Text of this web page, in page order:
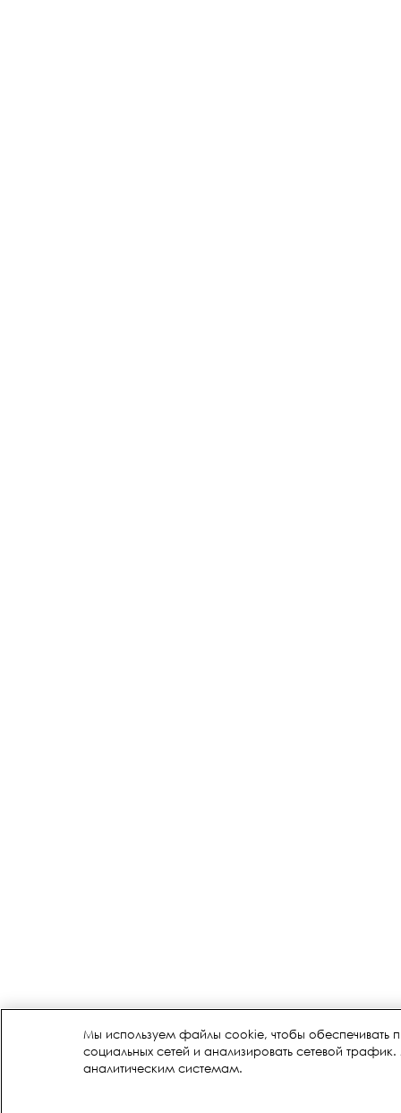
Мы используем файлы cookie, чтобы обеспечивать
социальных сетей и анализировать сетевой
аналитическим системам.